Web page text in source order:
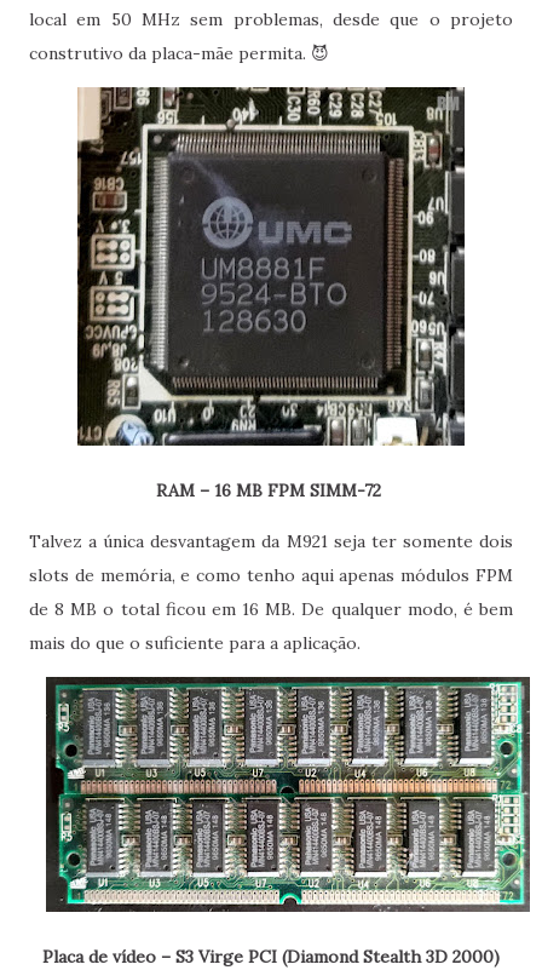
local em 50 MHz sem problemas, desde que o projeto
construtivo da placa-mãe permita. 😈
RAM – 16 MB FPM SIMM-72
Talvez a única desvantagem da M921 seja ter somente dois
slots de memória, e como tenho aqui apenas módulos FPM
de 8 MB o total ficou em 16 MB. De qualquer modo, é bem
mais do que o suficiente para a aplicação.
Placa de vídeo – S3 Virge PCI (Diamond Stealth 3D 2000)